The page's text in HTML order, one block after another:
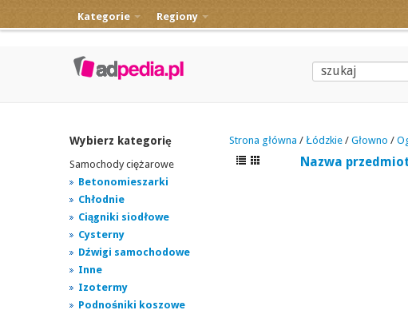
Kategorie Regiony
Wybierz kategorię
Samochody ciężarowe
Betonomieszarki
Chłodnie
Ciągniki siodłowe
Cysterny
Dźwigi samochodowe
Inne
Izotermy
Podnośniki koszowe
Strona główna / Łódzkie / Głowno /
Nazwa